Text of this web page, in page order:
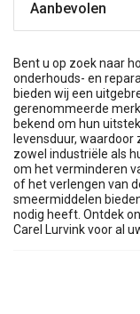
Bent u op zoek naar
onderhouds- en
bieden wij een
gerenommeerde merk
bekend om hun
levensduur, waardoor
zowel industriële als
om het verminderen
of het verlengen van
smeermiddelen
nodig heeft. Ontdek
Carel Lurvink voor al